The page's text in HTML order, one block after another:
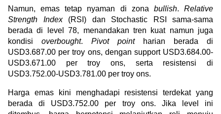
Namun, emas tetap nyaman di zona bullish. Relative
Strength Index (RSI) dan Stochastic RSI sama-sama
berada di level 78, menandakan tren kuat namun juga
kondisi overbought. Pivot point harian berada di
USD3.687.00 per troy ons, dengan support USD3.684.00-
USD3.671.00 per troy ons, serta resistensi di
USD3.752.00-USD3.781.00 per troy ons.
Harga emas kini menghadapi resistensi terdekat yang
berada di USD3.752.00 per troy ons. Jika level ini